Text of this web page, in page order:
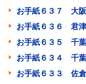
お手紙６３７ 大
お手紙６３６ 君
お手紙６３５ 千
お手紙６３４ 千
お手紙６３３ 佐